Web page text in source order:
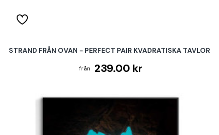
STRAND FRÅN OVAN - PERFECT PAIR KVADRATISKA TAVLOR
239.00 kr